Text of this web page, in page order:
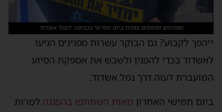
מפגינים חוסמים צומת ביום חמישי בכניסה לנמל אשדוד
ייהפך לקבוע? גם הבוקר עשרות מפגינים הגיעו
לאשדוד בכדי להפגין ולשבש את אספקת הסיוע
המועברת לעזה דרך נמל אשדוד.
ביום חמישי האחרון מאות השתתפו בהפגנה למרות